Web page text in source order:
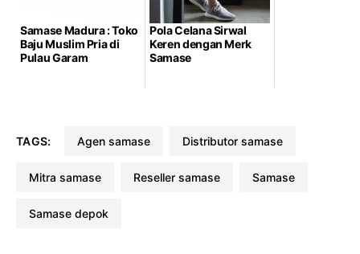
Samase Madura : Toko
Baju Muslim Pria di
Pulau Garam
Pola Celana Sirwal
Keren dengan Merk
Samase
TAGS: agen samase distributor samase
mitra samase reseller samase samase
samase depok